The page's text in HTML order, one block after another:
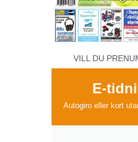
VILL DU
E-
Autogiro eller kort